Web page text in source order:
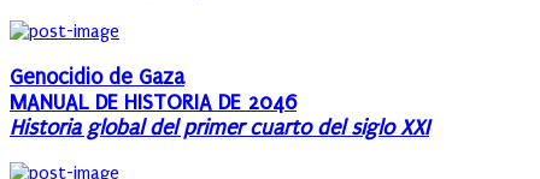
Genocidio de Gaza
MANUAL DE HISTORIA DE 2046
Historia global del primer cuarto del siglo XXI